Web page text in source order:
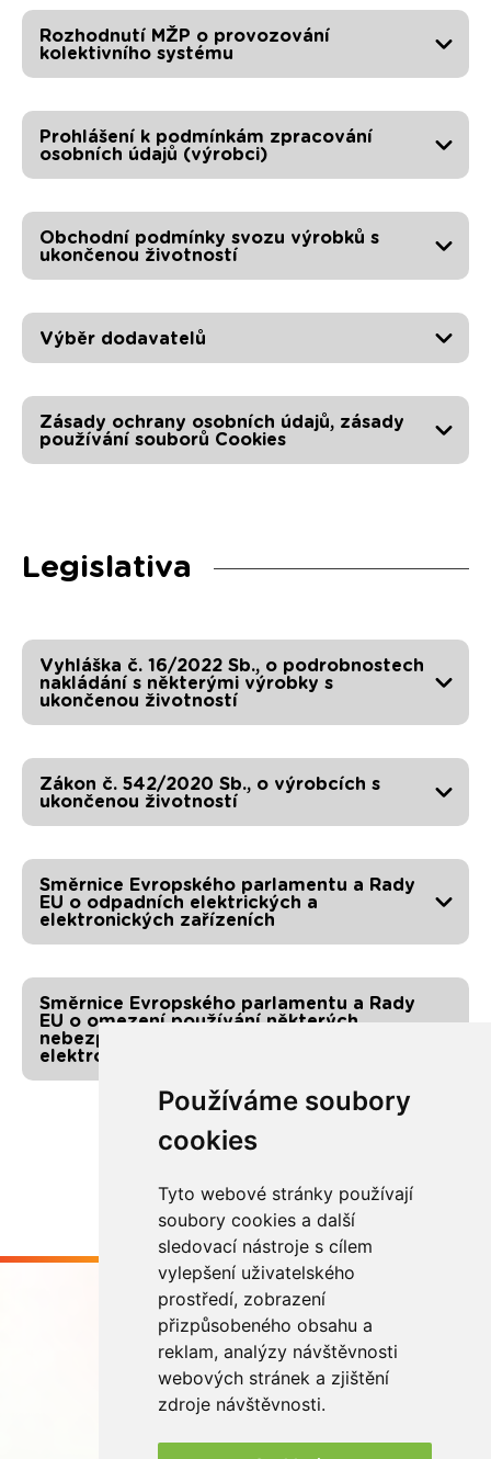
Používáme soubory
cookies
Tyto webové stránky používají
soubory cookies a další
sledovací nástroje s cílem
vylepšení uživatelského
prostředí, zobrazení
přizpůsobeného obsahu a
reklam, analýzy návštěvnosti
webových stránek a zjištění
zdroje návštěvnosti.
Rozhodnutí MŽP o provozování
kolektivního systému
Prohlášení k podmínkám zpracování
osobních údajů (výrobci)
Obchodní podmínky svozu výrobků s
ukončenou životností
Výběr dodavatelů
Zásady ochrany osobních údajů, zásady
používání souborů Cookies
Legislativa
Vyhláška č. 16/2022 Sb., o podrobnostech
nakládání s některými výrobky s
ukončenou životností
Zákon č. 542/2020 Sb., o výrobcích s
ukončenou životností
Směrnice Evropského parlamentu a Rady
EU o odpadních elektrických a
elektronických zařízeních
Směrnice Evropského parlamentu a Rady
EU o omezení používání některých
nebezpečných látek v elektrických a
elektronických zařízeních
Buďme ve spojení